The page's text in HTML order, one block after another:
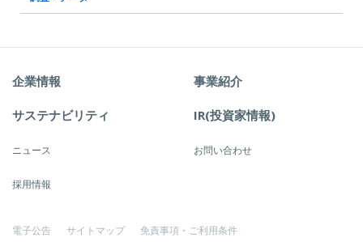
企業情報 事業紹介
サステナビリティ IR(投資家情報)
ニュース お問い合わせ
採用情報
電子公告 サイトマップ 免責事項・ご利用条件